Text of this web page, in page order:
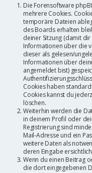
Die Forensoftware
mehrere Cookies.
temporäre Dateien
des Boards erhalten
deiner Sitzung (damit
Informationen über die
dieser als gelesen/
Informationen über
angemeldet bist)
Cookies haben
Cookies kannst du
löschen.
Weiterhin werden die
in deinem Profil oder
Registrierung sind
Mail-Adresse und ein
weitere Daten als
deren Eingabe
Wenn du einen Beitrag
die dort eingegebenen